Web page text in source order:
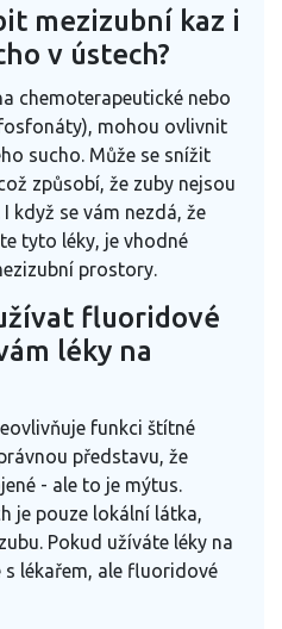
mezizubní kaz i
v ústech?
chemoterapeutické nebo
mohou ovlivnit
sucho. Může se snížit
způsobí, že zuby nejsou
když se vám nezdá, že
tyto léky, je vhodné
prostory.
fluoridové
léky na
funkci štítné
představu, že
- ale to je mýtus.
je pouze lokální látka,
Pokud užíváte léky na
lékařem, ale fluoridové